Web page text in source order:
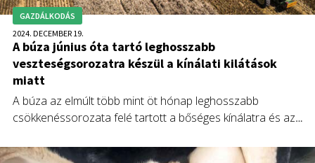
GAZDÁLKODÁS
2024. DECEMBER 19.
A búza június óta tartó leghosszabb
veszteségsorozatra készül a kínálati kilátások
miatt
A búza az elmúlt több mint öt hónap leghosszabb
csökkenéssorozata felé tartott a bőséges kínálatra és az